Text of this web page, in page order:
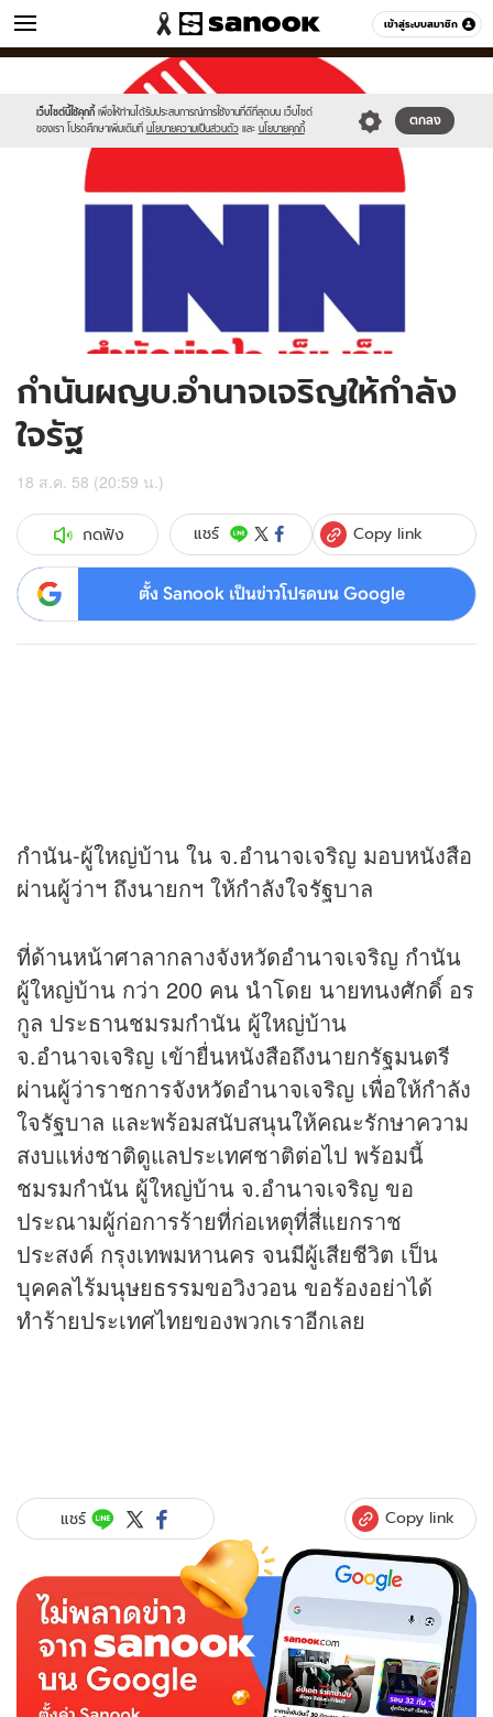
เข้าสู่ระบบสมาชิก
ข่าว หมวดอื่นๆ
เว็บไซต์นี้ใช้คุกกี้ เพื่อให้ท่านได้รับประสบการณ์การใช้งานที่ดีที่สุดบน เว็บไซต์
ของเรา โปรดศึกษาเพิ่มเติมที่ นโยบายความเป็นส่วนตัว และ นโยบายคุกกี้
ตกลง
//s.isanook.com/sr/0/images/logo-
sanook.png
//s.isanook.com/ns/0/ud/369/1849982/639962-
กำนันผญบ.อำนาจเจริญให้กำลัง
ใจรัฐ
18 ส.ค. 58 (20:59 น.)
กดฟัง แชร์ Copy link
ตั้ง Sanook เป็นข่าวโปรดบน Google
กำนัน-ผู้ใหญ่บ้าน ใน จ.อำนาจเจริญ มอบหนังสือ
ผ่านผู้ว่าฯ ถึงนายกฯ ให้กำลังใจรัฐบาล
ที่ด้านหน้าศาลากลางจังหวัดอำนาจเจริญ กำนัน
ผู้ใหญ่บ้าน กว่า 200 คน นำโดย นายทนงศักดิ์ อร
กูล ประธานชมรมกำนัน ผู้ใหญ่บ้าน
จ.อำนาจเจริญ เข้ายื่นหนังสือถึงนายกรัฐมนตรี
ผ่านผู้ว่าราชการจังหวัดอำนาจเจริญ เพื่อให้กำลัง
ใจรัฐบาล และพร้อมสนับสนุนให้คณะรักษาความ
สงบแห่งชาติดูแลประเทศชาติต่อไป พร้อมนี้
ชมรมกำนัน ผู้ใหญ่บ้าน จ.อำนาจเจริญ ขอ
ประณามผู้ก่อการร้ายที่ก่อเหตุที่สี่แยกราช
ประสงค์ กรุงเทพมหานคร จนมีผู้เสียชีวิต เป็น
บุคคลไร้มนุษยธรรมขอวิงวอน ขอร้องอย่าได้
ทำร้ายประเทศไทยของพวกเราอีกเลย
แชร์ Copy link